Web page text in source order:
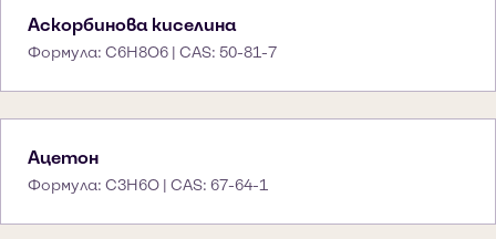
Аскорбинова киселина
Формула: C6H8O6 | CAS: 50-81-7
Ацетон
Формула: C3H6O | CAS: 67-64-1